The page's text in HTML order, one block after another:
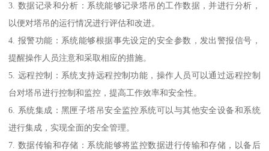
3. 数据记录和分析：系统能够记录塔吊的工作数据，并进行分析，
以便对塔吊的运行情况进行评估和改进。
4. 报警功能：系统能够根据事先设定的安全参数，发出警报信号，
提醒操作人员注意和采取相应的措施。
5. 远程控制：系统支持远程控制功能，操作人员可以通过远程控制
台对塔吊进行控制和监控，提高工作效率和安全性。
6. 系统集成：黑匣子塔吊安全监控系统可以与其他安全设备和系统
进行集成，实现全面的安全管理。
7. 数据传输和存储：系统能够将监控数据进行传输和存储，以备后